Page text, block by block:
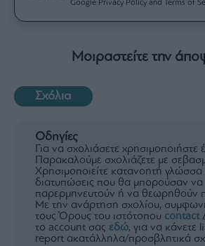
Google Privacy Policy and Terms of
Μοιραστείτε την
Σχόλια
Οδηγίες
Για να σχολιάσετε
Παρακαλούμε σχολιάζετε με
Χρησιμοποιείτε κατανοητή γλώσσα
διατυπώσεις που θα μπορούσαν να
παρερμηνευτούν ή να θεωρηθούν
Με την ανάρτηση σχολίου,
τους Όρους του ιστότοπου contact
το account σας εδώ, για να κάνετε
report ακατάλληλα/προσβλητικά